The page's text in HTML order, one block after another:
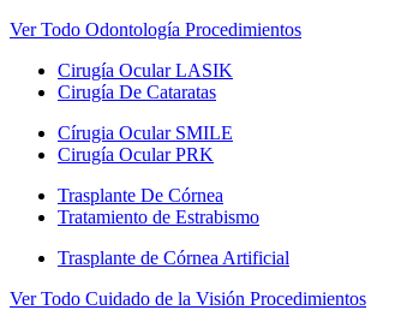
Ver Todo Odontología Procedimientos
Cirugía Ocular LASIK
Cirugía De Cataratas
Círugia Ocular SMILE
Cirugía Ocular PRK
Trasplante De Córnea
Tratamiento de Estrabismo
Trasplante de Córnea Artificial
Ver Todo Cuidado de la Visión Procedimientos